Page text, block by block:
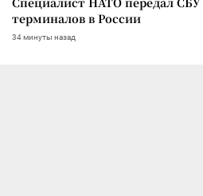
терминалов в России
34 минуты назад